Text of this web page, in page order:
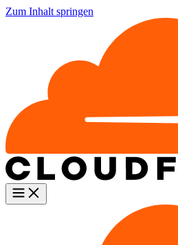
Zum Inhalt springen